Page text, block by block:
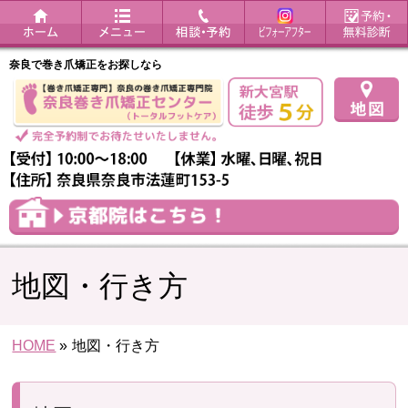
奈良で巻き爪矯正をお探しなら
地図・行き方
HOME » 地図・行き方